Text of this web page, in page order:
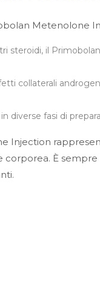
Metenolone
steroidi, il
collaterali
diverse fasi di
Injection
È